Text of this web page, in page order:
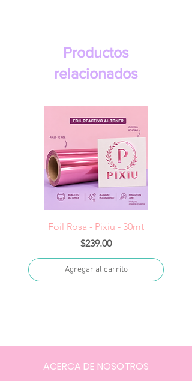
Productos
relacionados
Foil Rosa - Pixiu - 30mt
Precio
$239.00
Agregar al carrito
ACERCA DE NOSOTROS